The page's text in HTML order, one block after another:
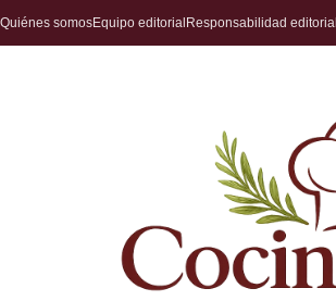
Quiénes somosEquipo editorial Responsabilidad editorial